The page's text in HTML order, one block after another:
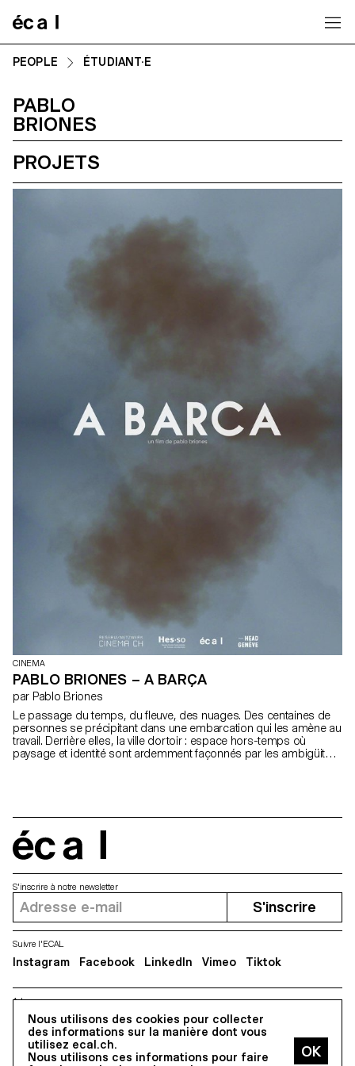
PEOPLE ÉTUDIANT·E
PABLO
BRIONES
PROJETS
CINEMA
PABLO BRIONES – A BARÇA
par Pablo Briones
Le passage du temps, du fleuve, des nuages. Des centaines de
personnes se précipitant dans une embarcation qui les amène au
travail. Derrière elles, la ville dortoir : espace hors-temps où
paysage et identité sont ardemment façonnés par les ambigüités
Nous utilisons des cookies pour collecter
des informations sur la manière dont vous
utilisez ecal.ch.
Nous utilisons ces informations pour faire
Adresse
5, avenue du Temple, CH-1020 Renens
S'inscrire à notre newsletter
S'inscrire
Suivre l'ECAL
Instagram Facebook LinkedIn Vimeo Tiktok
Tous droits réservés @2026